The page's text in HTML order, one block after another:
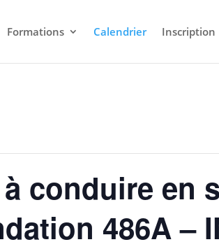
Formations Calendrier Inscription
conduire en
486A –